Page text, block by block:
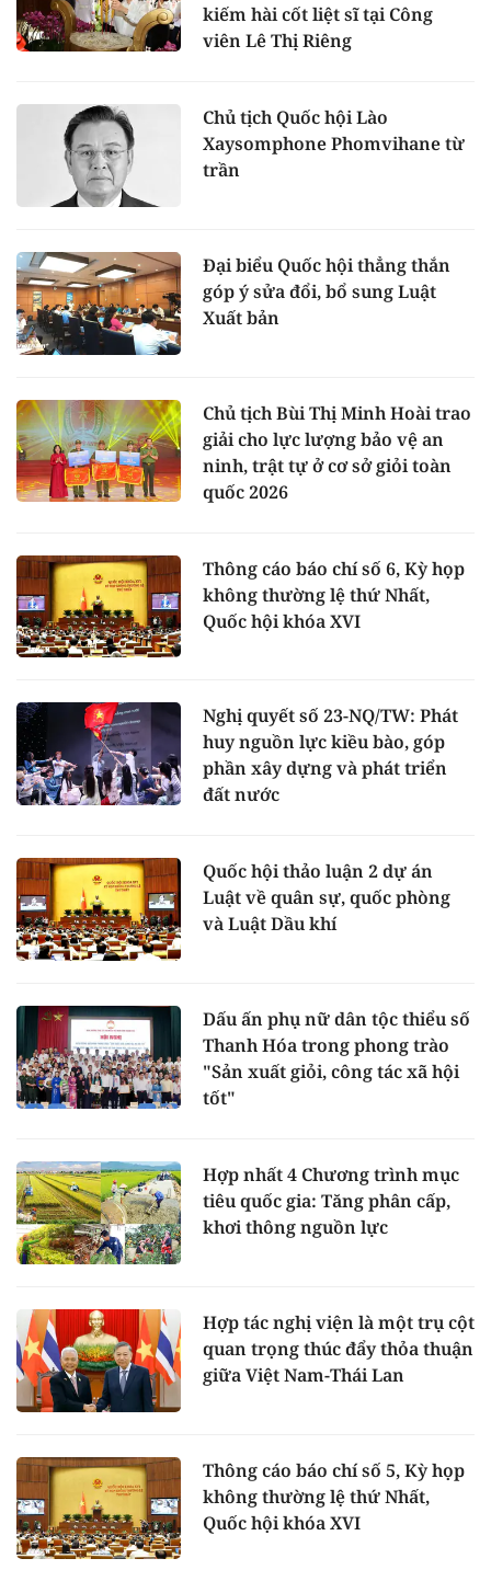
kiếm hài cốt liệt sĩ tại Công
viên Lê Thị Riêng
Chủ tịch Quốc hội Lào
Xaysomphone Phomvihane từ
trần
Đại biểu Quốc hội thẳng thắn
góp ý sửa đổi, bổ sung Luật
Xuất bản
Chủ tịch Bùi Thị Minh Hoài trao
giải cho lực lượng bảo vệ an
ninh, trật tự ở cơ sở giỏi toàn
quốc 2026
Thông cáo báo chí số 6, Kỳ họp
không thường lệ thứ Nhất,
Quốc hội khóa XVI
Nghị quyết số 23-NQ/TW: Phát
huy nguồn lực kiều bào, góp
phần xây dựng và phát triển
đất nước
Quốc hội thảo luận 2 dự án
Luật về quân sự, quốc phòng
và Luật Dầu khí
Dấu ấn phụ nữ dân tộc thiểu số
Thanh Hóa trong phong trào
"Sản xuất giỏi, công tác xã hội
tốt"
Hợp nhất 4 Chương trình mục
tiêu quốc gia: Tăng phân cấp,
khơi thông nguồn lực
Hợp tác nghị viện là một trụ cột
quan trọng thúc đẩy thỏa thuận
giữa Việt Nam-Thái Lan
Thông cáo báo chí số 5, Kỳ họp
không thường lệ thứ Nhất,
Quốc hội khóa XVI